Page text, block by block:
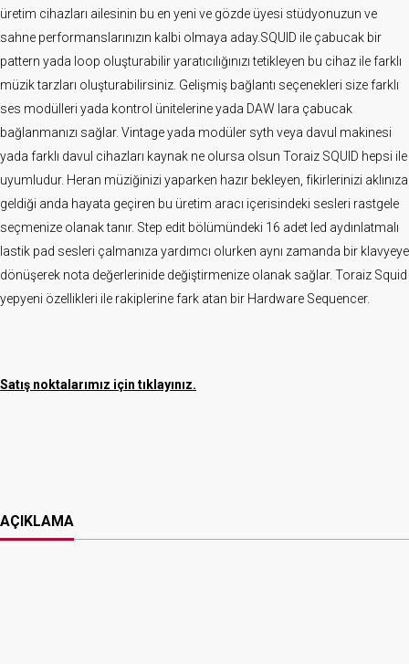
üretim cihazları ailesinin bu en yeni ve gözde üyesi stüdyonuzun ve
sahne performanslarınızın kalbi olmaya aday.SQUID ile çabucak bir
pattern yada loop oluşturabilir yaratıcılığınızı tetikleyen bu cihaz ile farklı
müzik tarzları oluşturabilirsiniz. Gelişmiş bağlantı seçenekleri size farklı
ses modülleri yada kontrol ünitelerine yada DAW lara çabucak
bağlanmanızı sağlar. Vintage yada modüler syth veya davul makinesi
yada farklı davul cihazları kaynak ne olursa olsun Toraiz SQUID hepsi ile
uyumludur. Heran müziğinizi yaparken hazır bekleyen, fikirlerinizi aklınıza
geldiği anda hayata geçiren bu üretim aracı içerisindeki sesleri rastgele
seçmenize olanak tanır. Step edit bölümündeki 16 adet led aydınlatmalı
lastik pad sesleri çalmanıza yardımcı olurken aynı zamanda bir klavyeye
dönüşerek nota değerlerinide değiştirmenize olanak sağlar. Toraiz Squid
yepyeni özellikleri ile rakiplerine fark atan bir Hardware Sequencer.
Satış noktalarımız için tıklayınız.
AÇIKLAMA